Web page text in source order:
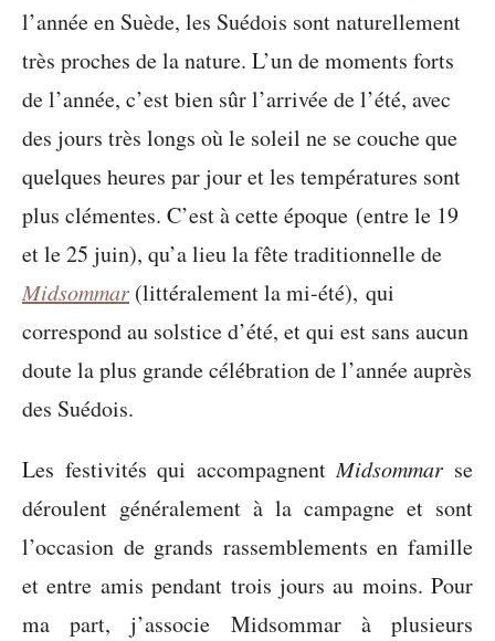
l’année en Suède, les Suédois sont naturellement
très proches de la nature. L’un de moments forts
de l’année, c’est bien sûr l’arrivée de l’été, avec
des jours très longs où le soleil ne se couche que
quelques heures par jour et les températures sont
plus clémentes. C’est à cette époque (entre le 19
et le 25 juin), qu’a lieu la fête traditionnelle de
Midsommar (littéralement la mi-été), qui
correspond au solstice d’été, et qui est sans aucun
doute la plus grande célébration de l’année auprès
des Suédois.
Les festivités qui accompagnentMidsommar se
déroulent généralement à la campagne et sont
l’occasion de grands rassemblements en famille
et entre amis pendant trois jours au moins. Pour
ma part, j’associe Midsommar à plusieurs